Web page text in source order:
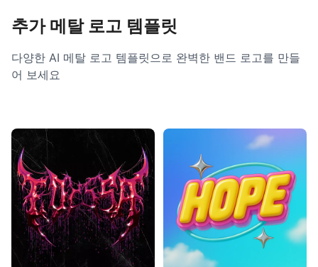
추가 메탈 로고 템플릿
다양한 AI 메탈 로고 템플릿으로 완벽한 밴드 로고를 만들
어 보세요